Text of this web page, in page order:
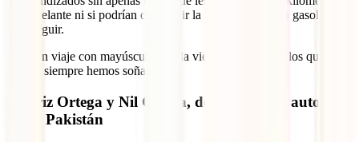
más adelante ni si podrían conseguir la suficiente agua o gasolina
para seguir.
Un gran viaje con mayúsculas y a la vieja usanza como los que
mucho siempre hemos soñado.
Beatriz Ortega y Nil García, dos amigos en autostop
hasta Pakistán